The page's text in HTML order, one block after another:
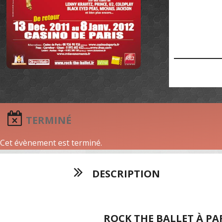
TERMINÉ
Cet évènement est terminé.
DESCRIPTION
ROCK THE BALLET À